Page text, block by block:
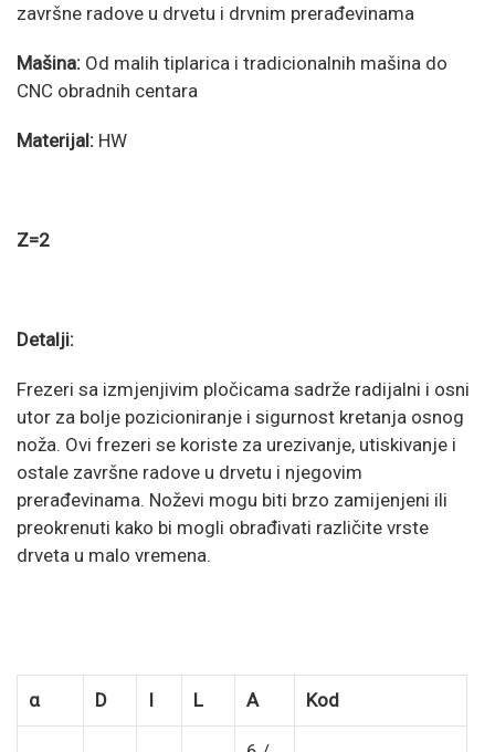
završne radove u drvetu i drvnim prerađevinama
Mašina: Od malih tiplarica i tradicionalnih mašina do
CNC obradnih centara
Materijal: HW
Z=2
Detalji:
Frezeri sa izmjenjivim pločicama sadrže radijalni i osni
utor za bolje pozicioniranje i sigurnost kretanja osnog
noža. Ovi frezeri se koriste za urezivanje, utiskivanje i
ostale završne radove u drvetu i njegovim
prerađevinama. Noževi mogu biti brzo zamijenjeni ili
preokrenuti kako bi mogli obrađivati različite vrste
drveta u malo vremena.
α D I L A Kod